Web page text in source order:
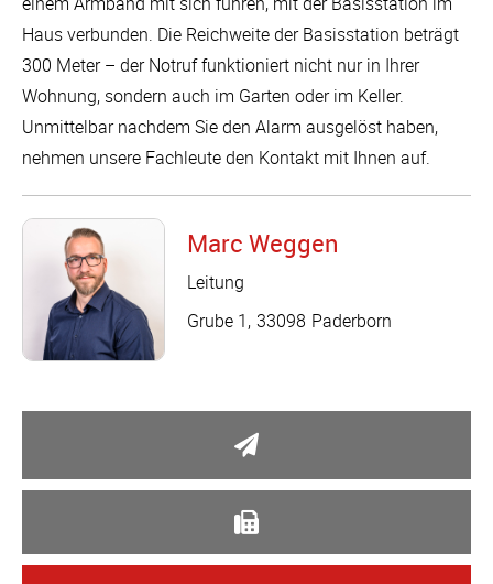
Haus verbunden. Die Reichweite der Basisstation beträgt
300 Meter – der Notruf funktioniert nicht nur in Ihrer
Wohnung, sondern auch im Garten oder im Keller.
Unmittelbar nachdem Sie den Alarm ausgelöst haben,
nehmen unsere Fachleute den Kontakt mit Ihnen auf.
Marc Weggen
Leitung
Grube 1 33098 Paderborn